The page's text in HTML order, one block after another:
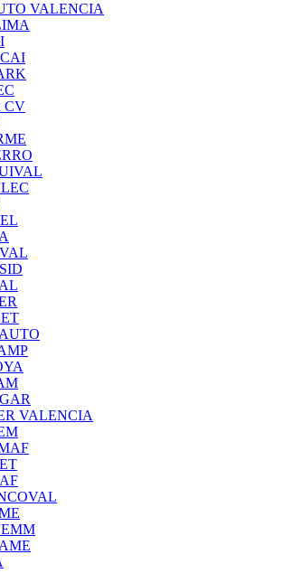
VALENCIA
CV
VALENCIA